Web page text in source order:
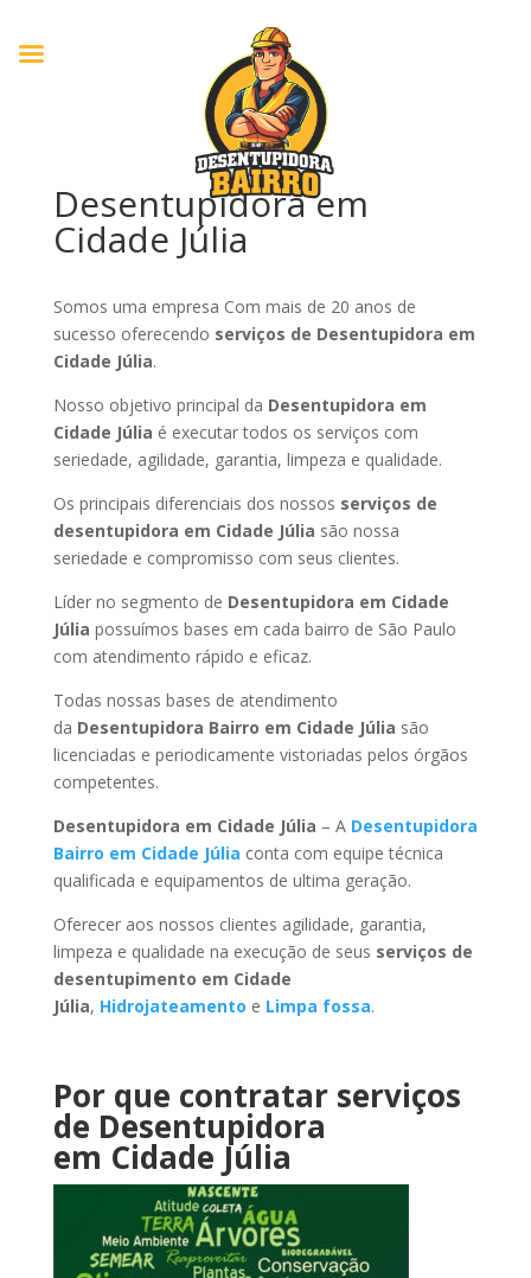
Desentupidora em
Cidade Júlia
Somos uma empresa Com mais de 20 anos de
sucesso oferecendo serviços de Desentupidora em
Cidade Júlia.
Nosso objetivo principal da Desentupidora em
Cidade Júlia é executar todos os serviços com
seriedade, agilidade, garantia, limpeza e qualidade.
Os principais diferenciais dos nossos serviços de
desentupidora em Cidade Júlia são nossa
seriedade e compromisso com seus clientes.
Líder no segmento de Desentupidora em Cidade
Júlia possuímos bases em cada bairro de São Paulo
com atendimento rápido e eficaz.
Todas nossas bases de atendimento
da Desentupidora Bairro em Cidade Júlia são
licenciadas e periodicamente vistoriadas pelos órgãos
competentes.
Desentupidora em Cidade Júlia – A Desentupidora
Bairro em Cidade Júlia conta com equipe técnica
qualificada e equipamentos de ultima geração.
Oferecer aos nossos clientes agilidade, garantia,
limpeza e qualidade na execução de seus serviços de
desentupimento em Cidade
Júlia, Hidrojateamento e Limpa fossa.
Por que contratar serviços
de Desentupidora
em Cidade Júlia